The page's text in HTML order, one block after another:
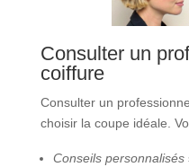
Consulter un
coiffure
Consulter un
choisir la coupe idéale.
Conseils personnalisés